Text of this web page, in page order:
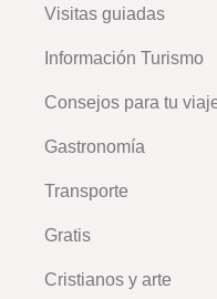
Visitas guiadas
–
Información Turismo
Consejos para tu
–
Gastronomía
Transporte
Gratis
Cristianos y arte